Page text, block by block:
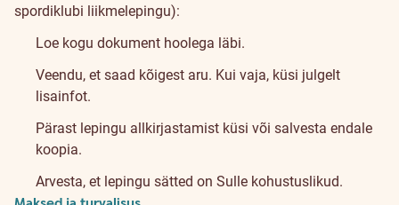
spordiklubi liikmelepingu):
Loe kogu dokument hoolega läbi.
Veendu, et saad kõigest aru. Kui vaja, küsi julgelt
lisainfot.
Pärast lepingu allkirjastamist küsi või salvesta endale
koopia.
Arvesta, et lepingu sätted on Sulle kohustuslikud.